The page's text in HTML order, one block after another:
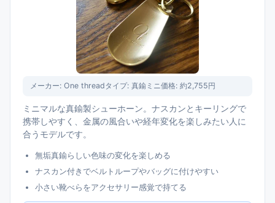
メーカー: One threadタイプ: 真鍮ミニ価格: 約2,755円
ミニマルな真鍮製シューホーン。ナスカンとキーリングで
携帯しやすく、金属の風合いや経年変化を楽しみたい人に
合うモデルです。
無垢真鍮らしい色味の変化を楽しめる
ナスカン付きでベルトループやバッグに付けやすい
小さい靴べらをアクセサリー感覚で持てる